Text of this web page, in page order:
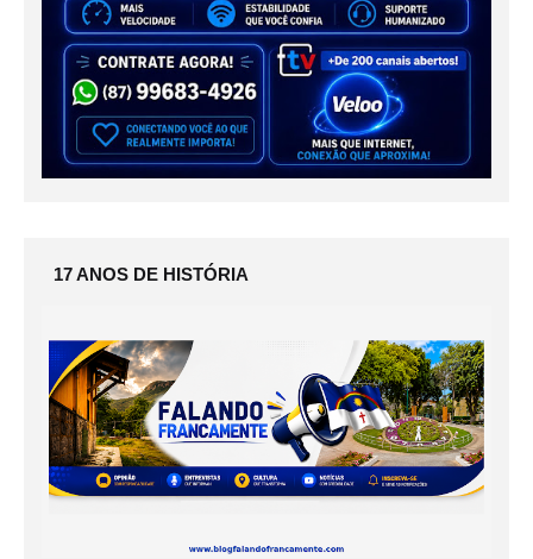
17 ANOS DE HISTÓRIA